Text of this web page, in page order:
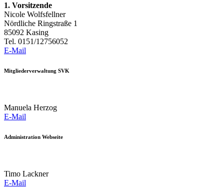
1. Vorsitzende
Nicole Wolfsfellner
Nördliche Ringstraße 1
85092 Kasing
Tel. 0151/12756052
E-Mail
Mitgliederverwaltung SVK
Manuela Herzog
E-Mail
Administration Webseite
Timo Lackner
E-Mail